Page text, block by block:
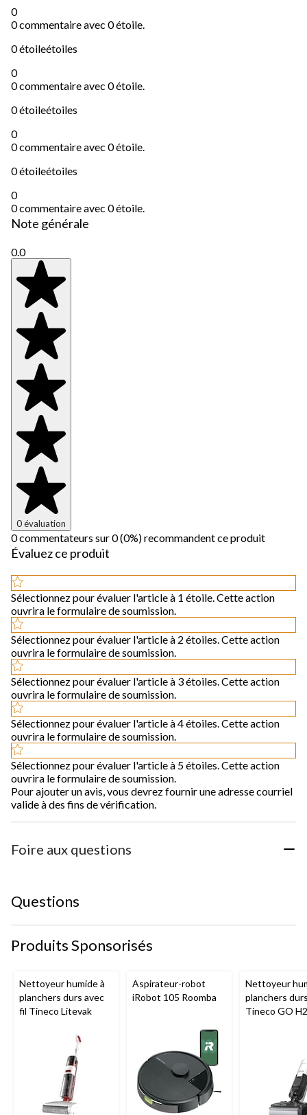
0
0 commentaire avec 0 étoile.
0 étoileétoiles
0
0 commentaire avec 0 étoile.
0 étoileétoiles
0
0 commentaire avec 0 étoile.
0 étoileétoiles
0
0 commentaire avec 0 étoile.
Note générale
0.0
0 évaluation
0 commentateurs sur 0 (0%) recommandent ce produit
Évaluez ce produit
Sélectionnez pour évaluer l'article à 1 étoile. Cette action
ouvrira le formulaire de soumission.
Sélectionnez pour évaluer l'article à 2 étoiles. Cette action
ouvrira le formulaire de soumission.
Sélectionnez pour évaluer l'article à 3 étoiles. Cette action
ouvrira le formulaire de soumission.
Sélectionnez pour évaluer l'article à 4 étoiles. Cette action
ouvrira le formulaire de soumission.
Sélectionnez pour évaluer l'article à 5 étoiles. Cette action
ouvrira le formulaire de soumission.
Pour ajouter un avis, vous devrez fournir une adresse courriel
valide à des fins de vérification.
Foire aux questions
Questions
Produits Sponsorisés
Nettoyeur humide à
planchers durs avec
fil Tineco Litevak
Aspirateur-robot
iRobot 105 Roomba
Nettoyeur
planchers
Tineco GO